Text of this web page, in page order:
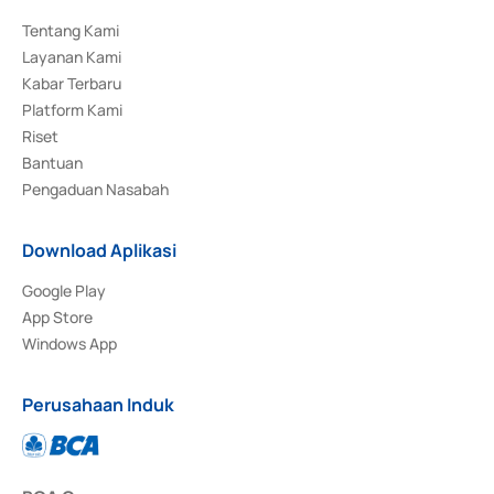
Tentang Kami
Layanan Kami
Kabar Terbaru
Platform Kami
Riset
Bantuan
Pengaduan Nasabah
Download Aplikasi
Google Play
App Store
Windows App
Perusahaan Induk